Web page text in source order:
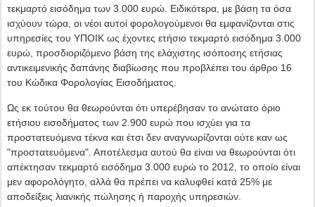
τεκμαρτό εισόδημα των 3.000 ευρώ. Ειδικότερα, με βάση τα όσα
ισχύουν τώρα, οι νέοι αυτοί φορολογούμενοι θα εμφανίζονται στις
υπηρεσίες του ΥΠΟΙΚ ως έχοντες ετήσιο τεκμαρτό εισόδημα 3.000
ευρώ, προσδιοριζόμενο βάση της ελάχιστης ισόποσης ετήσιας
αντικειμενικής δαπάνης διαβίωσης που προβλέπει του άρθρο 16
του Κώδικα Φορολογίας Εισοδήματος.
Ως εκ τούτου θα θεωρούνται ότι υπερέβησαν το ανώτατο όριο
ετήσιου εισοδήματος των 2.900 ευρώ που ισχύει για τα
προστατευόμενα τέκνα και έτσι δεν αναγνωρίζονται ούτε καν ως
"προστατευόμενα". Αποτέλεσμα αυτού θα είναι να θεωρούνται ότι
απέκτησαν τεκμαρτό εισόδημα 3.000 ευρώ το 2012, το οποίο είναι
μεν αφορολόγητο, αλλά θα πρέπει να καλυφθεί κατά 25% με
αποδείξεις λιανικής πώλησης ή παροχής υπηρεσιών.